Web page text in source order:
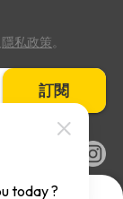
隱私政策。
訂閱